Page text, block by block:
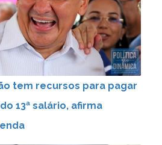
tem recursos para pagar
13ª salário, afirma